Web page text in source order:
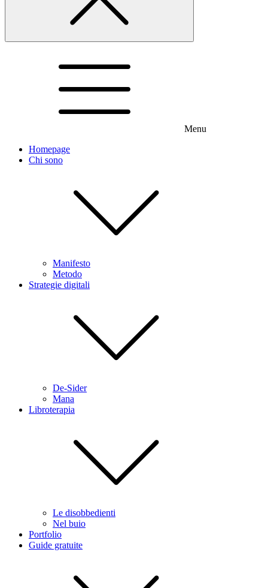
Menu
Homepage
Chi sono
Manifesto
Metodo
Strategie digitali
De-Sider
Mana
Libroterapia
Le disobbedienti
Nel buio
Portfolio
Guide gratuite